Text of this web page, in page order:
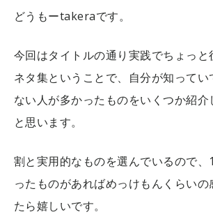
どうもーtakeraです。
今回はタイトルの通り実践でちょっ
ネタ集ということで、自分が知ってい
ない人が多かったものをいくつか紹介
と思います。
割と実用的なものを選んでいるので
ったものがあればめっけもんくらい
たら嬉しいです。